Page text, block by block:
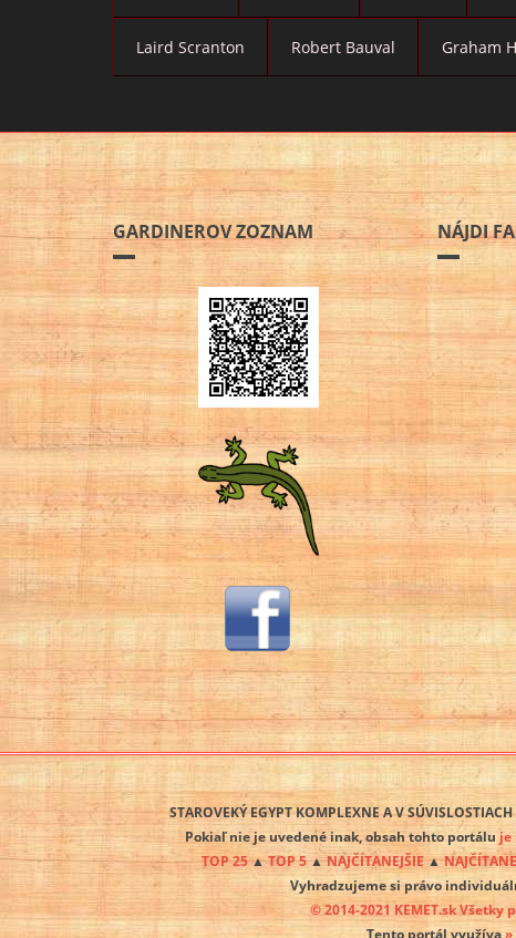
Laird Scranton Robert Bauval Graham
GARDINEROV ZOZNAM NÁJDI
STAROVEKÝ EGYPT KOMPLEXNE A V
Pokiaľ nie je uvedené inak, obsah tohto portálu je
TOP 25▲TOP 5▲NAJČÍTANEJŠIE▲
Vyhradzujeme si právo
© 2014-2021 KEMET.sk Všetky
Tento portál využíva»